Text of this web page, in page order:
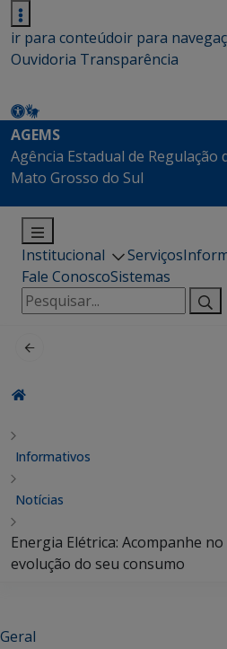
ir para conteúdoir para
Ouvidoria Transparência
AGEMS
Agência Estadual de Regulação
Mato Grosso do Sul
Institucional Serviços
Fale ConoscoSistemas
Pesquisar
por:
Informativos
Notícias
Energia Elétrica: Acompanhe
evolução do seu consumo
Geral